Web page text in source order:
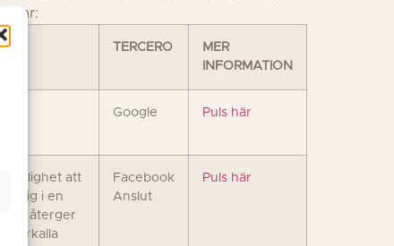
TERCERO
MER
INFORMATION
Google Puls här
möjlighet att
sig i en
återger
återkalla
Facebook
Anslut
Puls här